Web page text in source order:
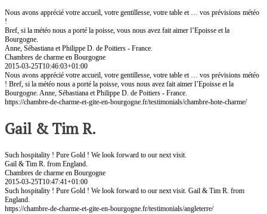
Nous avons apprécié votre accueil, votre gentillesse, votre table et … vos prévisions météo
!
Bref, si la météo nous a porté la poisse, vous nous avez fait aimer l’Epoisse et la
Bourgogne.
Anne, Sébastiana et Philippe D. de Poitiers - France.
Chambres de charme en Bourgogne
2015-03-25T10:46:03+01:00
Nous avons apprécié votre accueil, votre gentillesse, votre table et … vos prévisions météo
! Bref, si la météo nous a porté la poisse, vous nous avez fait aimer l’Epoisse et la
Bourgogne. Anne, Sébastiana et Philippe D. de Poitiers - France.
https://chambre-de-charme-et-gite-en-bourgogne.fr/testimonials/chambre-hote-charme/
Gail & Tim R.
Such hospitality ! Pure Gold ! We look forward to our next visit.
Gail & Tim R. from England.
Chambres de charme en Bourgogne
2015-03-25T10:47:41+01:00
Such hospitality ! Pure Gold ! We look forward to our next visit. Gail & Tim R. from
England.
https://chambre-de-charme-et-gite-en-bourgogne.fr/testimonials/angleterre/